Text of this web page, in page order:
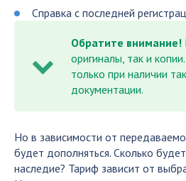
Справка с последней
Обратите внимание!
оригиналы, так и
только при наличии
документации.
Но в зависимости от
будет дополняться. Сколько
наследие? Тариф зависит от